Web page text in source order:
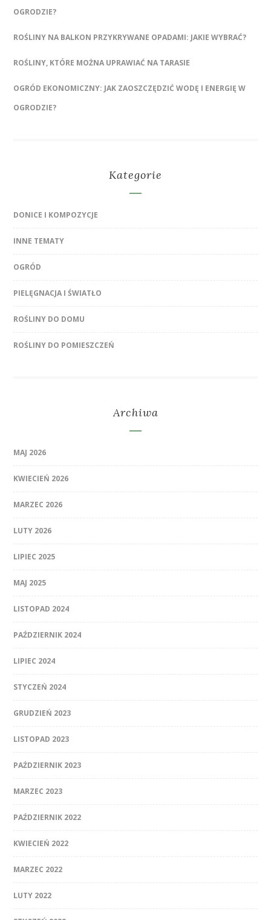
OGRODZIE?
ROŚLINY NA BALKON PRZYKRYWANE OPADAMI: JAKIE WYBRAĆ?
ROŚLINY, KTÓRE MOŻNA UPRAWIAĆ NA TARASIE
OGRÓD EKONOMICZNY: JAK ZAOSZCZĘDZIĆ WODĘ I ENERGIĘ W
OGRODZIE?
Kategorie
DONICE I KOMPOZYCJE
INNE TEMATY
OGRÓD
PIELĘGNACJA I ŚWIATŁO
ROŚLINY DO DOMU
ROŚLINY DO POMIESZCZEŃ
Archiwa
MAJ 2026
KWIECIEŃ 2026
MARZEC 2026
LUTY 2026
LIPIEC 2025
MAJ 2025
LISTOPAD 2024
PAŹDZIERNIK 2024
LIPIEC 2024
STYCZEŃ 2024
GRUDZIEŃ 2023
LISTOPAD 2023
PAŹDZIERNIK 2023
MARZEC 2023
PAŹDZIERNIK 2022
KWIECIEŃ 2022
MARZEC 2022
LUTY 2022